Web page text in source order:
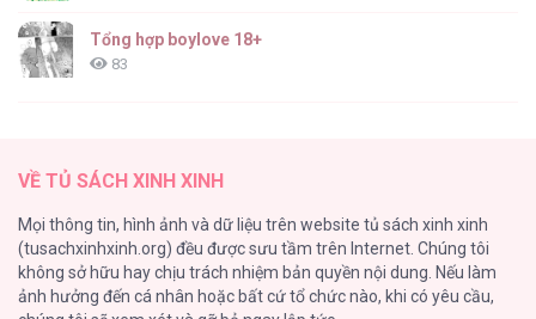
Tổng hợp boylove 18+
83
82
TUYỂN TẬP MANHWA BÍ MẬT CƠ THỂ
74
VỀ TỦ SÁCH XINH XINH
Mọi thông tin, hình ảnh và dữ liệu trên website tủ sách xinh xinh
(tusachxinhxinh.org) đều được sưu tầm trên Internet. Chúng tôi
không sở hữu hay chịu trách nhiệm bản quyền nội dung. Nếu làm
ảnh hưởng đến cá nhân hoặc bất cứ tổ chức nào, khi có yêu cầu,